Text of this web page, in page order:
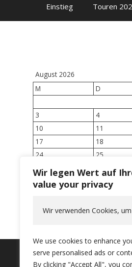
Wir legen Wert auf
value your privacy
Wir verwenden Cookies,
We use cookies to enhance
serve personalised ads or
By clicking "Accept All", you
Einstieg Touren
August 2026
M
D
3
4
10
11
17
18
24
25
31